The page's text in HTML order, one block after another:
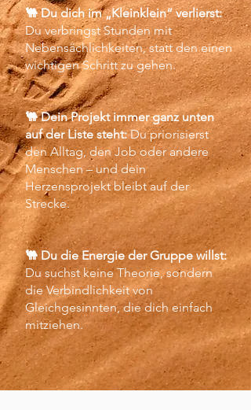
🐫 Du dich im „Kleinklein“ verlierst:
Du verbringst Stunden mit
Nebensächlichkeiten, statt den einen
wichtigen Schritt zu gehen.
🐫 Dein Projekt immer ganz unten
auf der Liste steht:Du priorisierst
den Alltag, den Job oder andere
Menschen – und dein
Herzensprojekt bleibt auf der
Strecke.
🐫 Du die Energie der Gruppe willst:
Du suchst keine Theorie, sondern
die Verbindlichkeit von
Gleichgesinnten, die dich einfach
mitziehen.